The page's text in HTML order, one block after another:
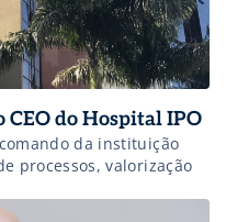
do Hospital IPO
da instituição
processos, valorização